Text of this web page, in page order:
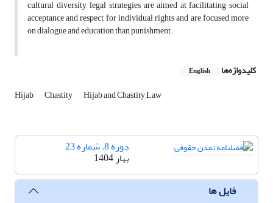
cultural diversity, legal strategies are aimed at facilitating social
acceptance and respect for individual rights and are focused more
on dialogue and education than punishment.
کلیدواژه‌ها English
Hijab Chastity Hijab and Chastity Law
دوره 8، شماره 23
بهار 1404
فایل ها